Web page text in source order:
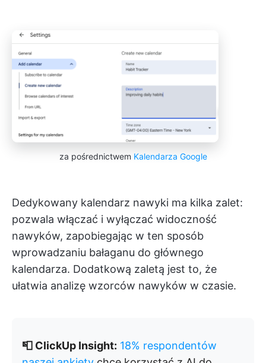
za pośrednictwem Kalendarza Google
Dedykowany kalendarz nawyki ma kilka zalet:
pozwala włączać i wyłączać widoczność
nawyków, zapobiegając w ten sposób
wprowadzaniu bałaganu do głównego
kalendarza. Dodatkową zaletą jest to, że
ułatwia analizę wzorców nawyków w czasie.
📮 ClickUp Insight: 18% respondentów